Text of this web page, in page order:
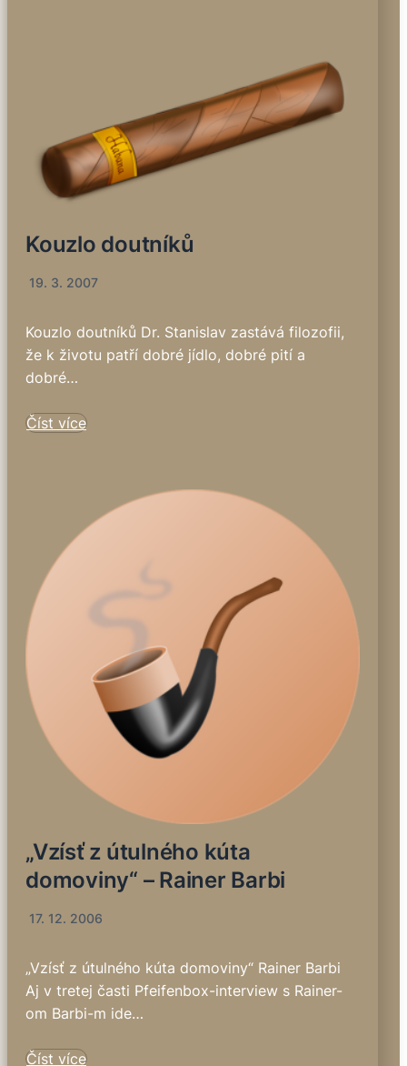
Kouzlo doutníků
19. 3. 2007
Kouzlo doutníků Dr. Stanislav zastává filozofii,
že k životu patří dobré jídlo, dobré pití a
dobré…
Číst více
„Vzísť z útulného kúta
domoviny“ – Rainer Barbi
17. 12. 2006
„Vzísť z útulného kúta domoviny“ Rainer Barbi
Aj v tretej časti Pfeifenbox-interview s Rainer-
om Barbi-m ide…
Číst více